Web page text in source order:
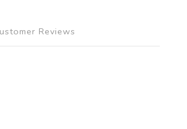
Reviews